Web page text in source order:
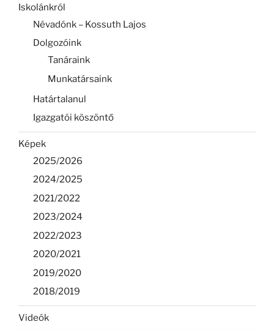
Iskolánkról
Névadónk – Kossuth Lajos
Dolgozóink
Tanáraink
Munkatársaink
Határtalanul
Igazgatói köszöntő
Képek
2025/2026
2024/2025
2021/2022
2023/2024
2022/2023
2020/2021
2019/2020
2018/2019
Videók